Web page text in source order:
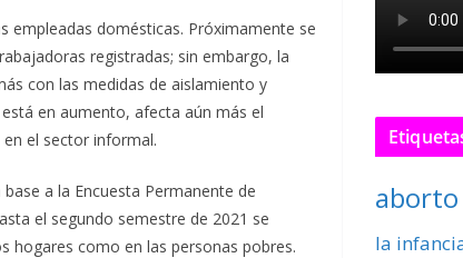
empleadas domésticas. Próximamente se
registradas; sin embargo, la
con las medidas de aislamiento y
en aumento, afecta aún más el
el sector informal.
base a la Encuesta Permanente de
el segundo semestre de 2021 se
hogares como en las personas pobres.
aborto
la